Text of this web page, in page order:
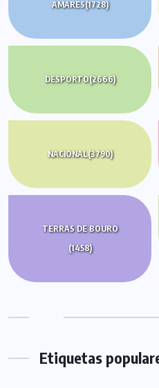
AMARES(1728)
DESPORTO(2666)
NACIONAL(3790)
TERRAS DE BOURO
(1458)
Etiquetas